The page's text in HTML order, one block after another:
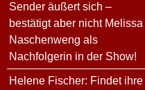
Sender äußert sich –
bestätigt aber nicht Melissa
Naschenweng als
Nachfolgerin in der Show!
Helene Fischer: Findet ihre